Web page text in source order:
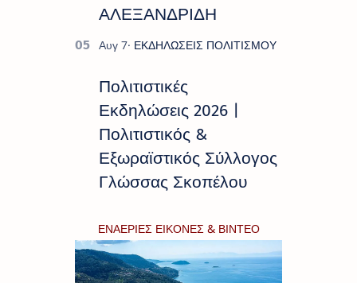
ΑΛΕΞΑΝΔΡΙΔΗ
Πολιτιστικές
Εκδηλώσεις 2026 |
Πολιτιστικός &
Εξωραϊστικός Σύλλογος
Γλώσσας Σκοπέλου
ΕΝΑΕΡΙΕΣ ΕΙΚΟΝΕΣ & ΒΙΝΤΕΟ